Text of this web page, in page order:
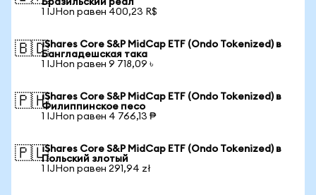
Бразильский реал
1 IJHon равен 400,23 R$
🇧🇩iShares Core S&P MidCap ETF (Ondo Tokenized) в
Бангладешская така
1 IJHon равен 9 718,09 ৳
🇵🇭iShares Core S&P MidCap ETF (Ondo Tokenized) в
Филиппинское песо
1 IJHon равен 4 766,13 ₱
🇵🇱iShares Core S&P MidCap ETF (Ondo Tokenized) в
Польский злотый
1 IJHon равен 291,94 zł